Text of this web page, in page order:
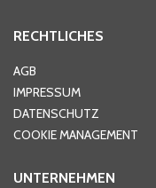
Ort*
Telefon
RECHTLICHES
AGB
IMPRESSUM
DATENSCHUTZ
COOKIE MANAGEMENT
UNTERNEHMEN